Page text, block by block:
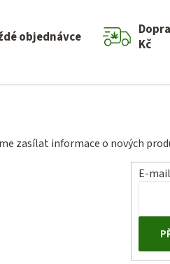
objednávce
Kč
zasílat informace o nových
E-mail